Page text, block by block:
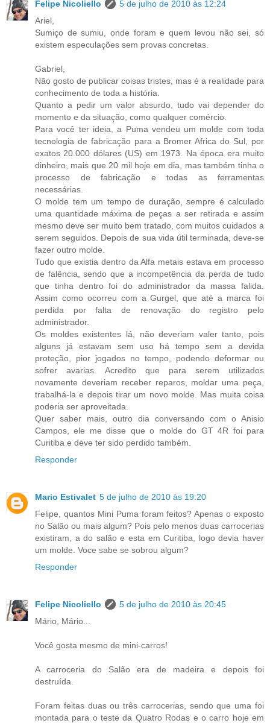
Felipe Nicoliello
5 de julho de 2010 às 12:24
Ariel,
Sumiço de sumiu, onde foram e quem levou não sei, só
existem especulações sem provas concretas.
Gabriel,
Não gosto de publicar coisas tristes, mas é a realidade para
conhecimento de toda a história.
Quanto a pedir um valor absurdo, tudo vai depender do
momento e da situação, como qualquer comércio.
Para você ter ideia, a Puma vendeu um molde com toda
tecnologia de fabricação para a Bromer Africa do Sul, por
exatos 20.000 dólares (US) em 1973. Na época era muito
dinheiro, mais que 20 mil hoje em dia, mas também tinha o
processo de fabricação e todas as ferramentas
necessárias.
O molde tem um tempo de duração, sempre é calculado
uma quantidade máxima de peças a ser retirada e assim
mesmo deve ser muito bem tratado, com muitos cuidados a
serem seguidos. Depois de sua vida útil terminada, deve-se
fazer outro molde.
Tudo que existia dentro da Alfa metais estava em processo
de falência, sendo que a incompetência da perda de tudo
que tinha dentro foi do administrador da massa falida.
Assim como ocorreu com a Gurgel, que até a marca foi
perdida por falta de renovação do registro pelo
administrador.
Os moldes existentes lá, não deveriam valer tanto, pois
alguns já estavam sem uso há tempo sem a devida
proteção, pior jogados no tempo, podendo deformar ou
sofrer avarias. Acredito que para serem utilizados
novamente deveriam receber reparos, moldar uma peça,
trabalhá-la e depois tirar um novo molde. Mas muita coisa
poderia ser aproveitada.
Quer saber mais, outro dia conversando com o Anisio
Campos, ele me disse que o molde do GT 4R foi para
Curitiba e deve ter sido perdido também.
Responder
Mario Estivalet 5 de julho de 2010 às 19:20
Felipe, quantos Mini Puma foram feitos? Apenas o exposto
no Salão ou mais algum? Pois pelo menos duas carrocerias
existiram, a do salão e esta em Curitiba, logo devia haver
um molde. Voce sabe se sobrou algum?
Responder
Felipe Nicoliello
5 de julho de 2010 às 20:45
Mário, Mário...
Você gosta mesmo de mini-carros!
A carroceria do Salão era de madeira e depois foi
destruída.
Foram feitas duas ou três carrocerias, sendo que uma foi
montada para o teste da Quatro Rodas e o carro hoje em